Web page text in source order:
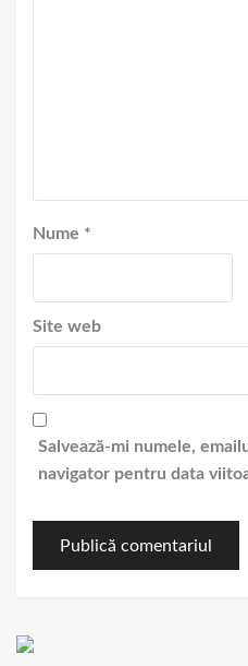
Nume *
Site web
Salvează-mi numele,
navigator pentru data